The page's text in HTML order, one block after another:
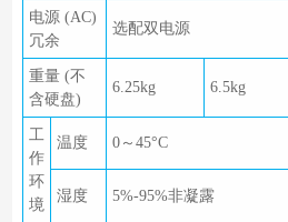
电源 (AC)
冗余
选配双电源
重量 (不
含硬盘)
6.25kg 6.5kg
工
作
环
境
温度 0～45°C
湿度 5%-95%非凝露